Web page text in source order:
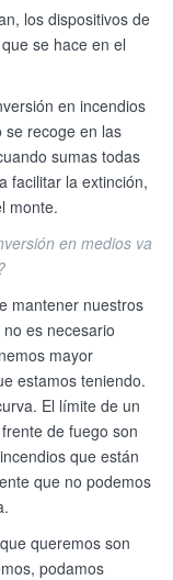
los dispositivos de
se hace en el
en incendios
se recoge en las
sumas todas
facilitar la extinción,
monte.
en medios va
mantener nuestros
es necesario
mayor
estamos teniendo.
El límite de un
de fuego son
que están
que no podemos
queremos son
podamos